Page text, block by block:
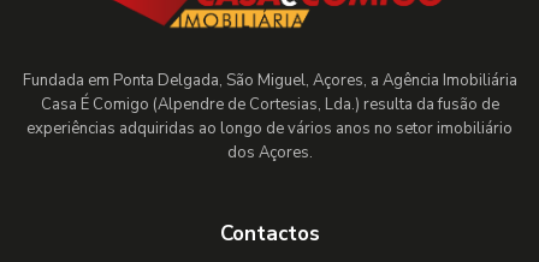
Fundada em Ponta Delgada, São Miguel, Açores, a Agência Imobiliária
Casa É Comigo (Alpendre de Cortesias, Lda.) resulta da fusão de
experiências adquiridas ao longo de vários anos no setor imobiliário
dos Açores.
Contactos